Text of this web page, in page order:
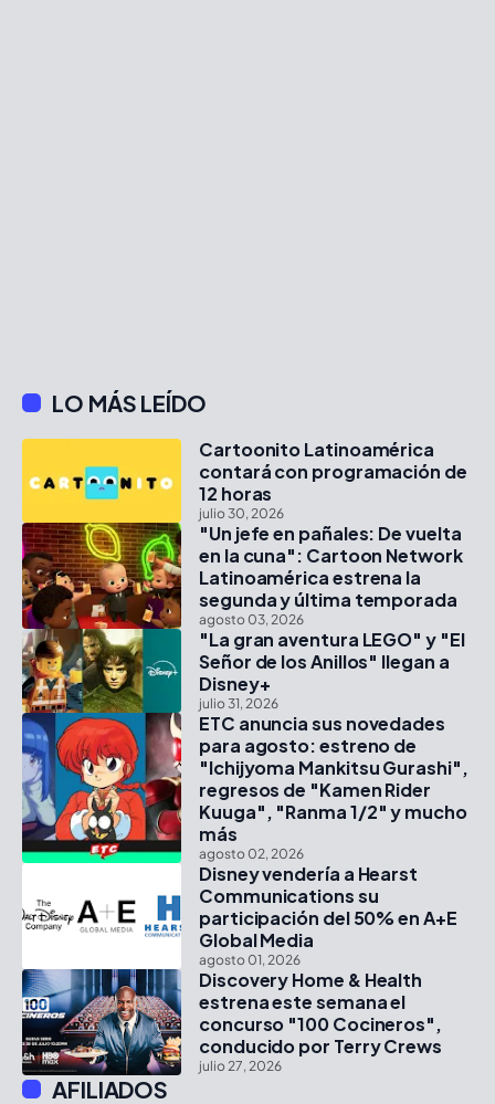
LO MÁS LEÍDO
Cartoonito Latinoamérica
contará con programación de
12 horas
julio 30, 2026
"Un jefe en pañales: De vuelta
en la cuna": Cartoon Network
Latinoamérica estrena la
segunda y última temporada
agosto 03, 2026
"La gran aventura LEGO" y "El
Señor de los Anillos" llegan a
Disney+
julio 31, 2026
ETC anuncia sus novedades
para agosto: estreno de
"Ichijyoma Mankitsu Gurashi",
regresos de "Kamen Rider
Kuuga", "Ranma 1/2" y mucho
más
agosto 02, 2026
Disney vendería a Hearst
Communications su
participación del 50% en A+E
Global Media
agosto 01, 2026
Discovery Home & Health
estrena este semana el
concurso "100 Cocineros",
conducido por Terry Crews
julio 27, 2026
AFILIADOS